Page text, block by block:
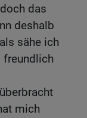
das
deshalb
sähe ich
freundlich
mich